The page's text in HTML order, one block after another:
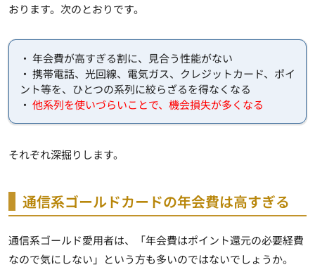
おります。次のとおりです。
・ 年会費が高すぎる割に、見合う性能がない
・ 携帯電話、光回線、電気ガス、クレジットカード、ポイ
ント等を、ひとつの系列に絞らざるを得なくなる
・ 他系列を使いづらいことで、機会損失が多くなる
それぞれ深掘りします。
通信系ゴールドカードの年会費は高すぎる
通信系ゴールド愛用者は、「年会費はポイント還元の必要経費
なので気にしない」という方も多いのではないでしょうか。